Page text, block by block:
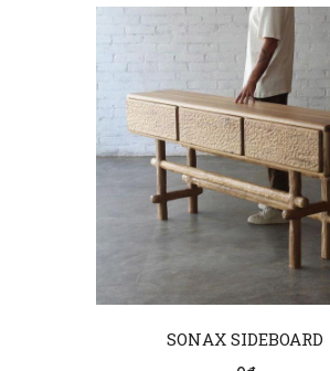
SONAX SIDEBOARD